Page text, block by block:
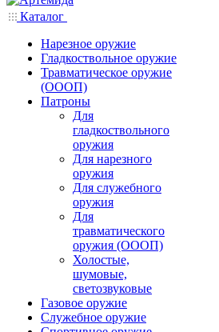
Каталог
Нарезное оружие
Гладкоствольное оружие
Травматическое оружие
(ОООП)
Патроны
Для
гладкоствольного
оружия
Для нарезного
оружия
Для служебного
оружия
Для
травматического
оружия (ОООП)
Холостые,
шумовые,
светозвуковые
Газовое оружие
Служебное оружие